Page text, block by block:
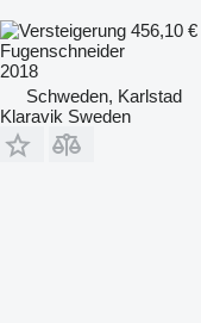
456,10 €
Fugenschneider
2018
Schweden, Karlstad
Klaravik Sweden